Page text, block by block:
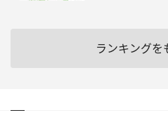
ランキングを